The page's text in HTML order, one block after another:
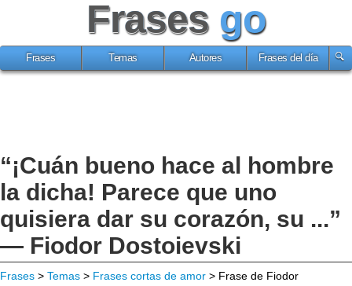
Frases go
Frases Temas Autores Frases del día
“¡Cuán bueno hace al hombre
la dicha! Parece que uno
quisiera dar su corazón, su ...”
— Fiodor Dostoievski
Frases > Temas > Frases cortas de amor > Frase de Fiodor